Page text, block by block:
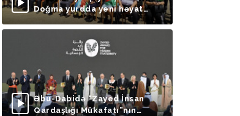
Doğma yurdda yeni həyat
başlayır
Əbu-Dabidə “Zayed İnsan
Qardaşlığı Mükafatı”nın